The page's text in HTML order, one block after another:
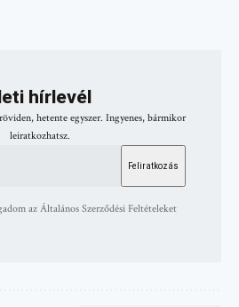
hírlevél
hetente egyszer. Ingyenes, bármikor
leiratkozhatsz.
az Általános Szerződési Feltételeket